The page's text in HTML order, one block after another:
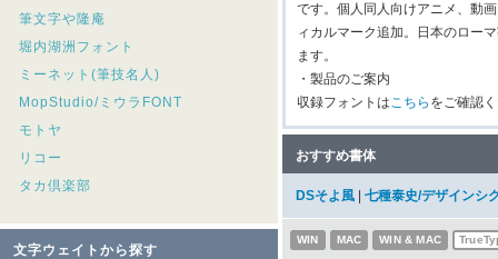
筆文字や隆庵
堀内湖洲フォント
ミーネット(筆技名人)
MopStudio/ミウラFONT
モトヤ
リコー
タカ倶楽部
文字ウェイトから探す
です。個人同人向けアニメ、動
ィカルマーク追加。日本のロー
ます。
・製品のご案内
収録フォントはこちら をご確認
おすすめ書体
DSそよ風 七種泰史/デザインシ
WIN MAC WIN & MAC